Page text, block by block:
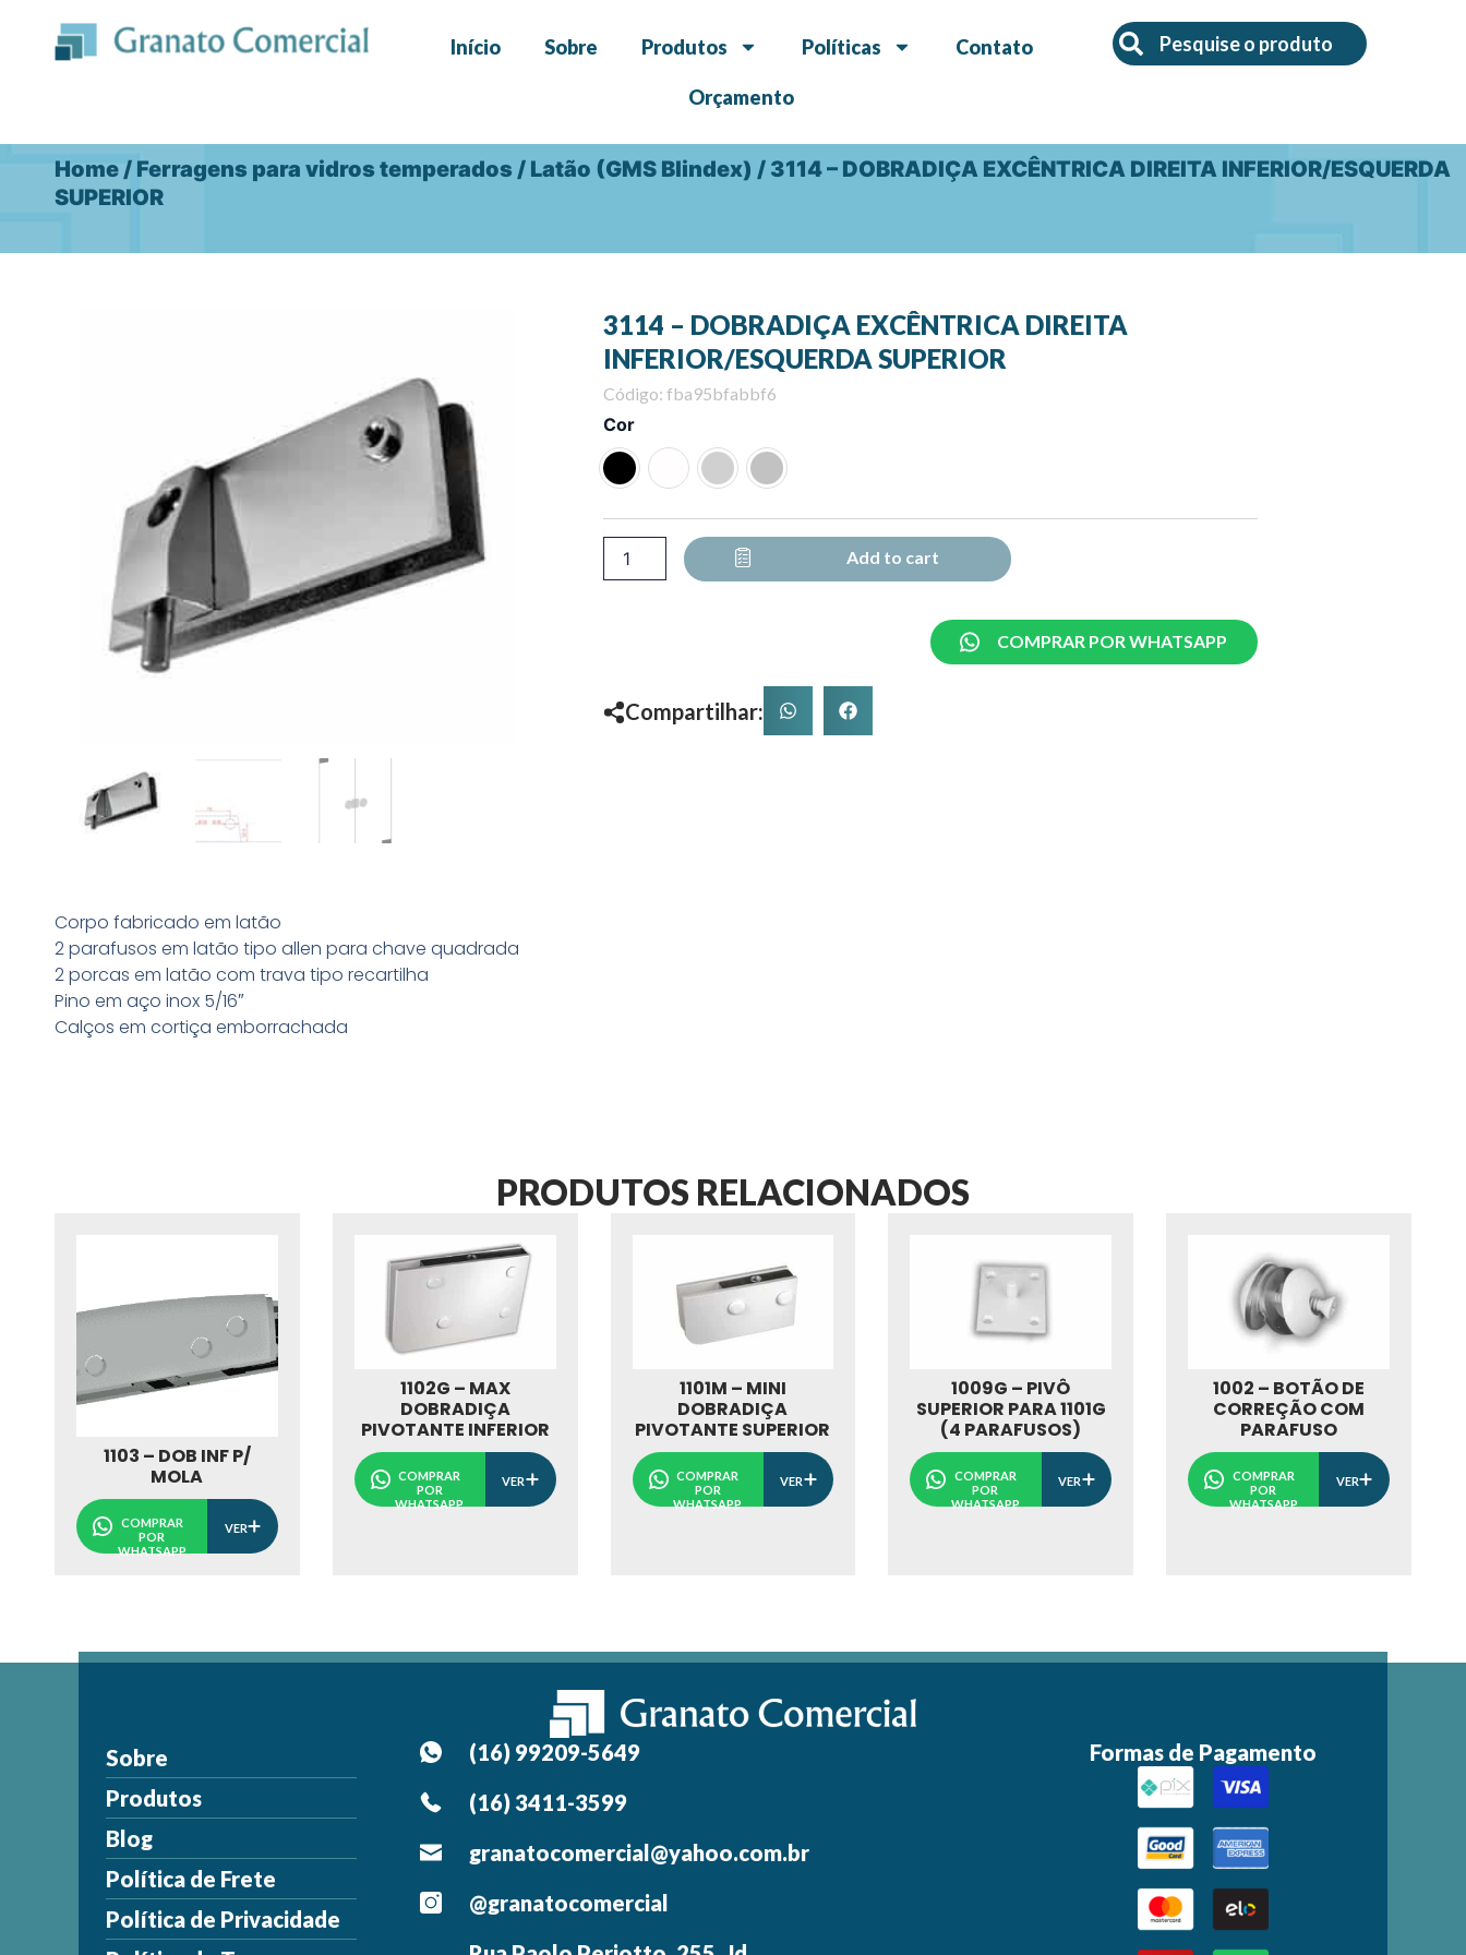
Início Sobre Produtos Políticas Contato
Orçamento
SearchSearch
Home/ Ferragens para vidros temperados / Latão (GMS Blindex) / 3114 – DOBRADIÇA EXCÊNTRICA DIREITA INFERIOR/ESQUERDA
SUPERIOR
3114 – DOBRADIÇA EXCÊNTRICA DIREITA
INFERIOR/ESQUERDA SUPERIOR
Código: fba95bfabbf6
Cor
3114
DOBRADIÇA
EXCÊNTRICA
INFERIOR/ESQUERDA
quantity
Add to cart
COMPRAR POR WHATSAPP
Compartilhar:
Corpo fabricado em latão
2 parafusos em latão tipo allen para chave quadrada
2 porcas em latão com trava tipo recartilha
Pino em aço inox 5/16″
Calços em cortiça emborrachada
PRODUTOS RELACIONADOS
1103 – DOB INF P/
MOLA
COMPRAR
POR
WHATSAPP
VER
1102G – MAX
DOBRADIÇA
PIVOTANTE INFERIOR
COMPRAR
POR
WHATSAPP
VER
1101M – MINI
DOBRADIÇA
PIVOTANTE SUPERIOR
COMPRAR
POR
WHATSAPP
VER
1009G – PIVÔ
SUPERIOR PARA 1101G
(4 PARAFUSOS)
COMPRAR
POR
WHATSAPP
VER
1002 – BOTÃO DE
CORREÇÃO COM
PARAFUSO
COMPRAR
POR
WHATSAPP
VER
Sobre
Produtos
Blog
Política de Frete
Política de Privacidade
(16) 99209-5649
(16) 3411-3599
granatocomercial@yahoo.com.br
@granatocomercial
Formas de Pagamento